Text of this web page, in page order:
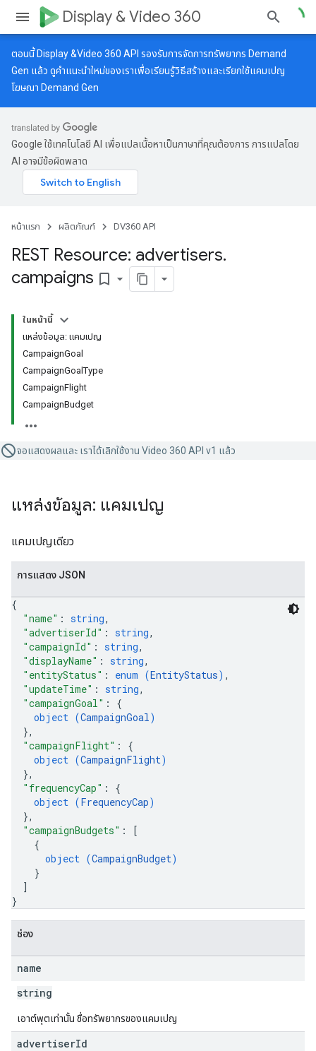
Display & Video 360
ตอนนี้ Display &Video 360 API รองรับการจัดการทรัพยากร Demand
Gen แล้ว ดูคำแนะนำใหม่ของเราเพื่อเรียนรู้วิธีสร้างและเรียกใช้แคมเปญ
โฆษณา Demand Gen
Google ใช้เทคโนโลยี AI เพื่อแปลเนื้อหาเป็นภาษาที่คุณต้องการ การแปลโดย
AI อาจมีข้อผิดพลาด
หน้าแรก ผลิตภัณฑ์ DV360 API
REST Resource: advertisers.
campaigns bookmark_border
ในหน้านี้
แหล่งข้อมูล: แคมเปญ
CampaignGoal
CampaignGoalType
CampaignFlight
CampaignBudget
จอแสดงผลและ เราได้เลิกใช้งาน Video 360 API v1 แล้ว
แหล่งข้อมูล: แคมเปญ
แคมเปญเดียว
การแสดง JSON
{
"name" : string,
"advertiserId" : string,
"campaignId" : string,
"displayName" : string,
"entityStatus" : enum (EntityStatus) ,
"updateTime" : string,
"campaignGoal" : {
object (CampaignGoal)
},
"campaignFlight" : {
object (CampaignFlight)
},
"frequencyCap" : {
object (FrequencyCap)
},
"campaignBudgets" :
[
{
object (CampaignBudget)
}
]
}
ช่อง
name
string
เอาต์พุตเท่านั้น ชื่อทรัพยากรของแคมเปญ
advertiserId